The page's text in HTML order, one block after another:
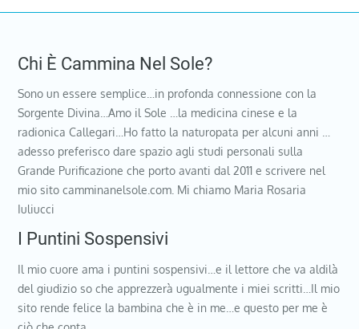
Chi È Cammina Nel Sole?
Sono un essere semplice…in profonda connessione con la
Sorgente Divina…Amo il Sole …la medicina cinese e la
radionica Callegari…Ho fatto la naturopata per alcuni anni …
adesso preferisco dare spazio agli studi personali sulla
Grande Purificazione che porto avanti dal 2011 e scrivere nel
mio sito camminanelsole.com. Mi chiamo Maria Rosaria
Iuliucci
I Puntini Sospensivi
Il mio cuore ama i puntini sospensivi…e il lettore che va aldilà
del giudizio so che apprezzerà ugualmente i miei scritti…Il mio
sito rende felice la bambina che è in me…e questo per me è